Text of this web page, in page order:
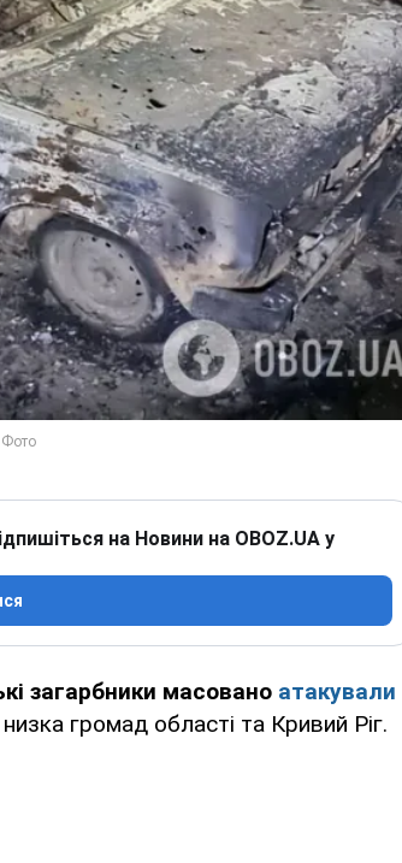
на Новини на OBOZ.UA у
загарбники масовано атакували
громад області та Кривий Ріг.